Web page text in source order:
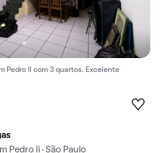
Pedro II com 3 quartos. Excelente
Pedro Ii · São Paulo